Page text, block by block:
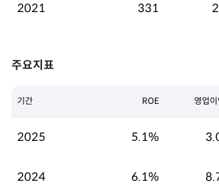
2021 331
주요지표
기간 ROE 영업
2025 5.1%
2024 6.1%